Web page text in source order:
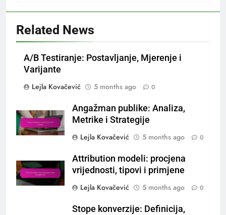
Related News
A/B Testiranje: Postavljanje, Mjerenje i
Varijante
Lejla Kovačević
5 months ago 0
Angažman publike: Analiza,
Metrike i Strategije
Lejla Kovačević
5 months ago 0
Attribution modeli: procjena
vrijednosti, tipovi i primjene
Lejla Kovačević
5 months ago 0
Stope konverzije: Definicija,